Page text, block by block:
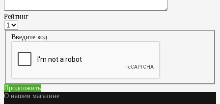
Рейтинг
Введите код
Продолжить
О нашем магазине